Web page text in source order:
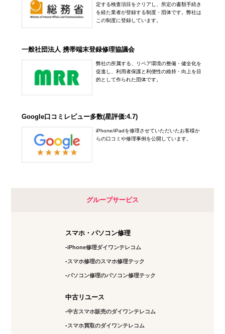
定する検査項目をクリアし、所定の書類手続き
を経た業者が登録する制度・団体です。弊社は
この制度に登録しています。
一般社団法人 携帯端末登録修理協議会
弊社の所属する、リペア環境の整備・健全化を
促進し、利用者保護と利便性の維持・向上を目
的として作られた団体です。
Google口コミレビュー多数(星評価:4.7)
iPhone/iPadを修理させていただいたお客様か
らの口コミや修理事例を公開しています。
グループサービス
スマホ・パソコン修理
iPhone修理ダイワンテレコム
スマホ修理のスマホ修理テック
パソコン修理のパソコン修理テック
中古リユース
中古スマホ販売のダイワンテレコム
スマホ買取のダイワンテレコム